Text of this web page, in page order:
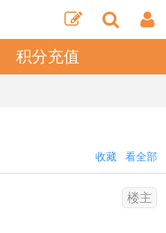
积分充值
看全部
收藏
楼主